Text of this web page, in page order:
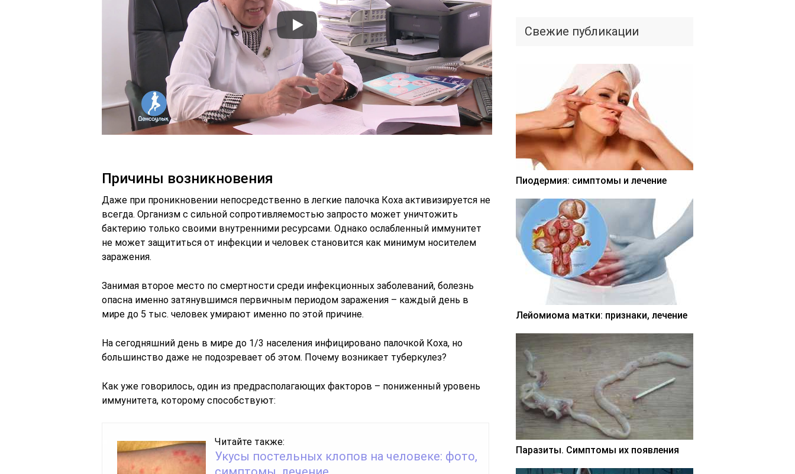
Причины возникновения
Даже при проникновении непосредственно в легкие палочка Коха активизируется не
всегда. Организм с сильной сопротивляемостью запросто может уничтожить
бактерию только своими внутренними ресурсами. Однако ослабленный иммунитет
не может защититься от инфекции и человек становится как минимум носителем
заражения.
Занимая второе место по смертности среди инфекционных заболеваний, болезнь
опасна именно затянувшимся первичным периодом заражения – каждый день в
мире до 5 тыс. человек умирают именно по этой причине.
На сегодняшний день в мире до 1/3 населения инфицировано палочкой Коха, но
большинство даже не подозревает об этом. Почему возникает туберкулез?
Как уже говорилось, один из предрасполагающих факторов – пониженный уровень
иммунитета, которому способствуют:
Читайте также:
Укусы постельных клопов на человеке: фото,
Свежие публикации
Пиодермия: симптомы и лечение
Лейомиома матки: признаки, лечение
Паразиты. Симптомы их появления